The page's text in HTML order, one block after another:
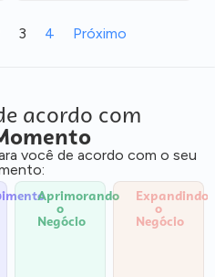
3 4 Próximo
acordo com
você de acordo com o seu
Aprimorando
o
Negócio
Expandindo
o
Negócio